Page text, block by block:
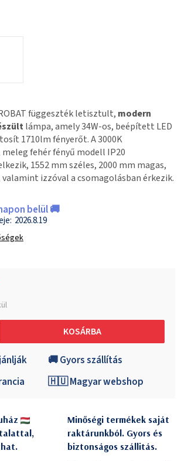
függeszték letisztult, modern
lámpa, amely 34W-os, beépített LED
1710lm fényerőt. A 3000K
fehér fényű modell IP20
1552 mm széles, 2000 mm magas,
valamint izzóval a csomagolásban érkezik.
belül 🚚
2026.8.19
KOSÁRBA
🚚 Gyors szállítás
🇭🇺 Magyar webshop
Minőségi termékek saját
raktárunkból. Gyors és
biztonságos szállitás.